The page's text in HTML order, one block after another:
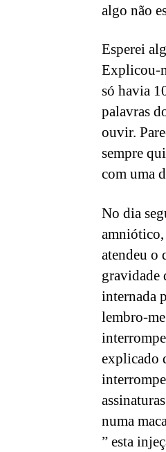
algo não
Esperei
Explicou-
só havia
palavras
ouvir.
sempre
com uma
No dia
atendeu o
gravidade
internada
lembro-
explicado
numa
” esta